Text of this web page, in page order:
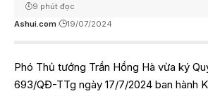
Ashui.com 19/07/2024
9 phút đọc
Phó Thủ tướng Trần Hồng Hà vừa ký
693/QĐ-TTg ngày 17/7/2024 ban hành